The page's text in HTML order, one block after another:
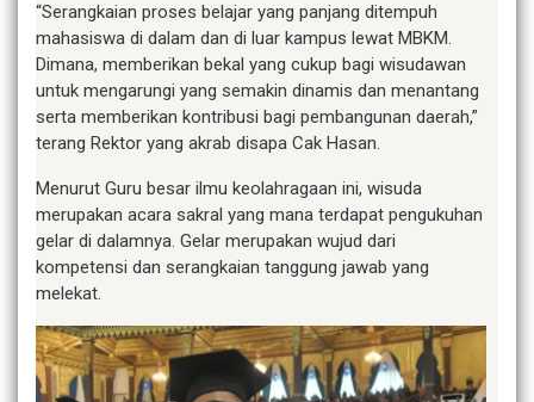
“Serangkaian proses belajar yang panjang ditempuh
mahasiswa di dalam dan di luar kampus lewat MBKM.
Dimana, memberikan bekal yang cukup bagi wisudawan
untuk mengarungi yang semakin dinamis dan menantang
serta memberikan kontribusi bagi pembangunan daerah,”
terang Rektor yang akrab disapa Cak Hasan.
Menurut Guru besar ilmu keolahragaan ini, wisuda
merupakan acara sakral yang mana terdapat pengukuhan
gelar di dalamnya. Gelar merupakan wujud dari
kompetensi dan serangkaian tanggung jawab yang
melekat.